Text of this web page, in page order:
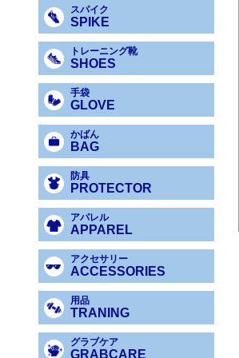
スパイク
SPIKE
トレーニング靴
SHOES
手袋
GLOVE
かばん
BAG
防具
PROTECTOR
アパレル
APPAREL
アクセサリー
ACCESSORIES
用品
TRANING
グラブケア
GRABCARE